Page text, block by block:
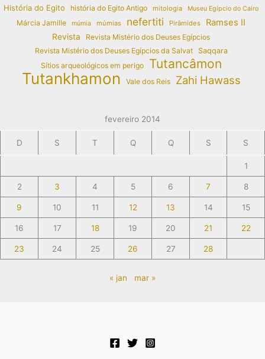
História do Egito
história do Egito Antigo mitologia Museu Egípcio do Cairo
Márcia Jamille múmia múmias nefertiti Pirâmides Ramses II
Revista
Revista Mistério dos Deuses Egípcios
Revista Mistério dos Deuses Egípcios da Salvat
Saqqara
Sítios arqueológicos em perigo
Tutancâmon
Tutankhamon Vale dos Reis Zahi Hawass
fevereiro 2014
D S T Q Q S S
1
2 3 4 5 6 7 8
9 10 11 12 13 14 15
16 17 18 19 20 21 22
23 24 25 26 27 28
« jan mar »